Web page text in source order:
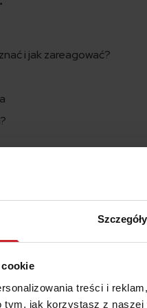
Szczegóły
treści i
jak korzystasz z
i jak zareagować?
się u chorego, co
do średniej długości
że w minionym roku
krążenia i choroby